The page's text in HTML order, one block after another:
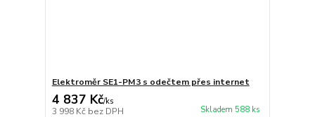
Elektroměr SE1-PM3 s odečtem přes internet
4 837 Kč/ks
3 998 Kč bez DPH Skladem 588 ks